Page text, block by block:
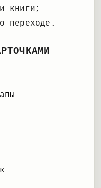
книги;
переходе.